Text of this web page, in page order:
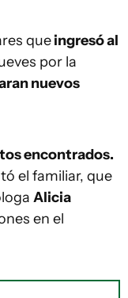
queingresó al
por la
nuevos
encontrados.
el familiar, que
Alicia
en el